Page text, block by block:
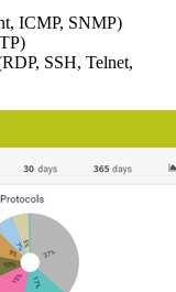
ICMP, SNMP)
SSH, Telnet,